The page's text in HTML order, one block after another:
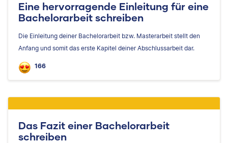
Eine hervorragende Einleitung für eine
Bachelorarbeit schreiben
Die Einleitung deiner Bachelorarbeit bzw. Masterarbeit stellt den
Anfang und somit das erste Kapitel deiner Abschlussarbeit dar.
166
Das Fazit einer Bachelorarbeit
schreiben